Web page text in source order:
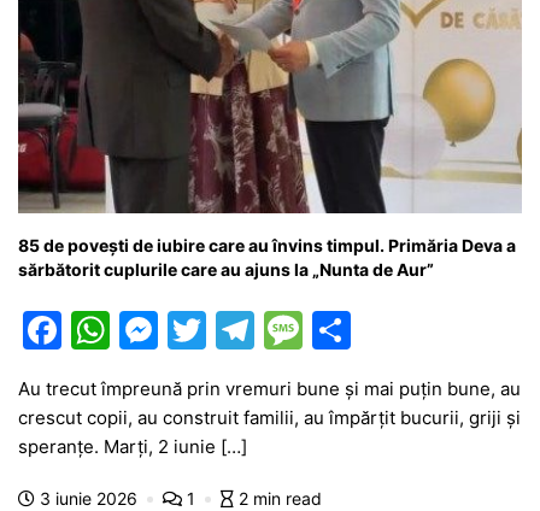
85 de povești de iubire care au învins timpul. Primăria Deva a
sărbătorit cuplurile care au ajuns la „Nunta de Aur”
F
c
e
b
W
at
s
A
M
s
s
e
T
w
itt
er
T
e
a
M
s
a
ar
ta
Au trecut împreună prin vremuri bune și mai puțin bune, au
crescut copii, au construit familii, au împărțit bucurii, griji și
speranțe. Marți, 2 iunie […]
3 iunie 2026 1 2 min read